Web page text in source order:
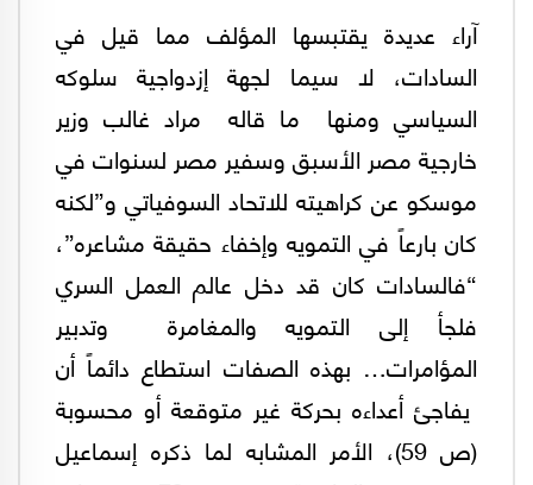
‏آراء عديدة يقتبسها المؤلف مما قيل في
السادات، لا سيما لجهة إزدواجية سلوكه
السياسي ومنها ما قاله ‏ مراد غالب وزير
خارجية مصر الأسبق وسفير مصر لسنوات في
موسكو عن كراهيته للاتحاد السوفياتي و”لكنه
كان بارعاً في التمويه وإخفاء حقيقة مشاعره”،
“فالسادات كان قد دخل عالم العمل السري
فلجأ إلى التمويه والمغامرة ‏وتدبير
المؤامرات… بهذه الصفات استطاع دائماً أن
‏يفاجئ أعداءه بحركة غير متوقعة أو محسوبة
(ص 59)، الأمر المشابه لما ذكره إسماعيل